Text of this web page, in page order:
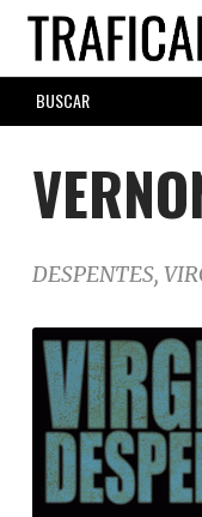
Skip
main
content
SEARCH
FORM
DESPENTES,